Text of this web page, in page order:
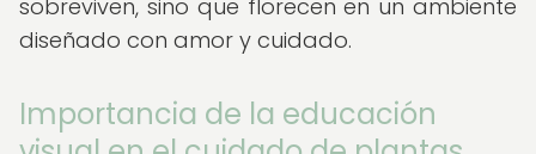
sobreviven, sino que florecen en un ambiente
diseñado con amor y cuidado.
Importancia de la educación